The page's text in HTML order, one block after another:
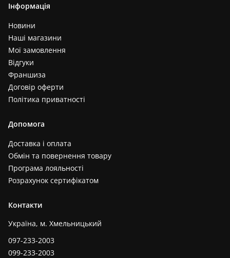
Інформація
Новини
Наші магазини
Мої замовлення
Відгуки
Франшиза
Договір оферти
Політика приватності
Допомога
Доставка і оплата
Обмін та повернення товару
Програма лояльності
Розрахунок сертифікатом
Контакти
Україна, м. Хмельницький
097-233-2003
099-233-2003